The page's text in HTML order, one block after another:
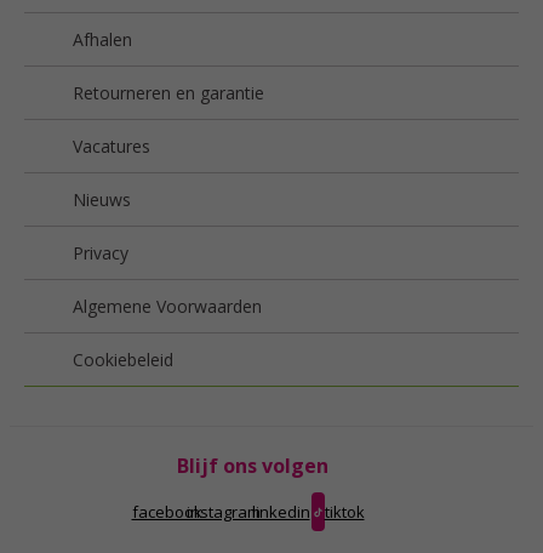
Afhalen
Retourneren en garantie
Vacatures
Nieuws
Privacy
Algemene Voorwaarden
Cookiebeleid
Blijf ons volgen
facebookinstagramlinkedin tiktok